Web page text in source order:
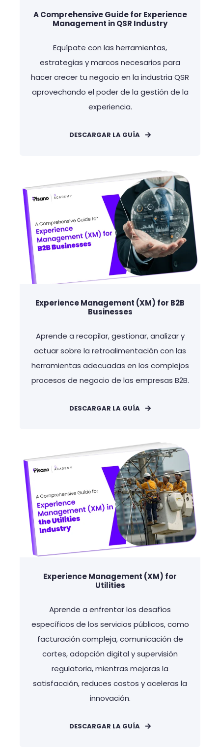
A Comprehensive Guide for Experience
Management in QSR Industry
Equípate con las herramientas,
estrategias y marcos necesarios para
hacer crecer tu negocio en la industria QSR
aprovechando el poder de la gestión de la
experiencia.
DESCARGAR LA GUÍA
Experience Management (XM) for B2B
Businesses
Aprende a recopilar, gestionar, analizar y
actuar sobre la retroalimentación con las
herramientas adecuadas en los complejos
procesos de negocio de las empresas B2B.
DESCARGAR LA GUÍA
Experience Management (XM) for
Utilities
Aprende a enfrentar los desafíos
específicos de los servicios públicos, como
facturación compleja, comunicación de
cortes, adopción digital y supervisión
regulatoria, mientras mejoras la
satisfacción, reduces costos y aceleras la
innovación.
DESCARGAR LA GUÍA